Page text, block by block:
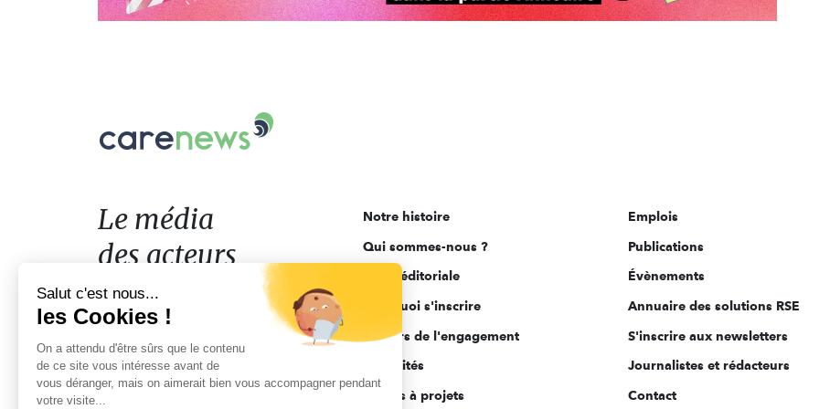
Le
acteurs
de
l'engagement
Le média
des acteurs
de l'engagement
Notre histoire
Qui sommes-nous ?
Ligne éditoriale
Pourquoi s'inscrire
Acteurs de l'engagement
Actualités
Appels à projets
Emplois
Publications
Évènements
Annuaire des solutions RSE
S'inscrire aux newsletters
Journalistes et rédacteurs
Contact
Salut c'est nous...
les Cookies !
On a attendu d'être sûrs que le contenu
de ce site vous intéresse avant de
vous déranger, mais on aimerait bien vous accompagner pendant
votre visite...